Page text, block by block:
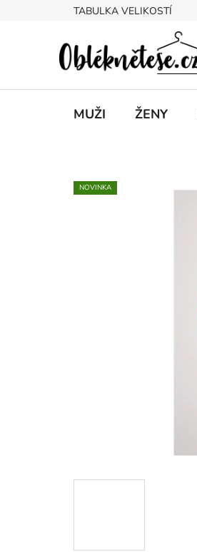
TABULKA VELIKOSTÍ
MUŽI ŽENY
NOVINKA